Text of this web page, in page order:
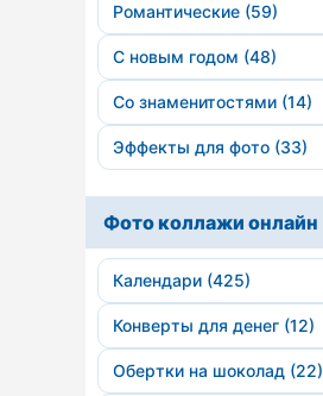
Романтические (59)
С новым годом (48)
Со знаменитостями (14)
Эффекты для фото (33)
Фото коллажи онлайн
Календари (425)
Конверты для денег (12)
Обертки на шоколад (22)